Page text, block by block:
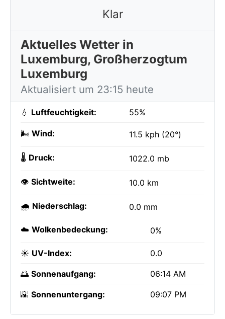
Klar
Aktuelles Wetter in
Luxemburg, Großherzogtum
Luxemburg
Aktualisiert um 23:15 heute
💧 Luftfeuchtigkeit: 55%
🌬️ Wind: 11.5 kph (20°)
🌡️ Druck: 1022.0 mb
👁️ Sichtweite: 10.0 km
🌧️ Niederschlag: 0.0 mm
☁️ Wolkenbedeckung: 0%
☀️ UV-Index: 0.0
🌅 Sonnenaufgang: 06:14 AM
🌇 Sonnenuntergang: 09:07 PM